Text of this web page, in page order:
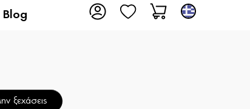
Blog
ξεχάσεις